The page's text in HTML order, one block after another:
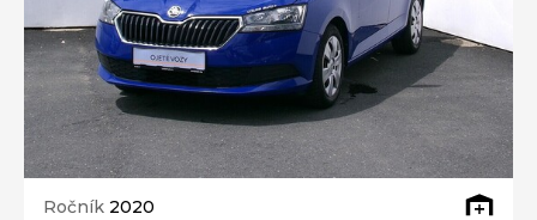
Ročník 2020